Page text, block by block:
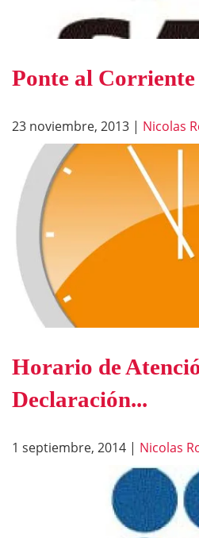
Ponte al Corriente
23 noviembre, 2013 | Nicolas
Horario de
Declaración...
1 septiembre, 2014 | Nicolas